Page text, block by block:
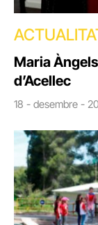
Maria
d’Acellec
18 - desembre -